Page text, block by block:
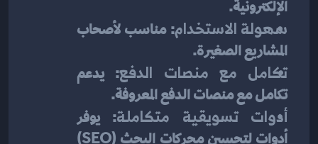
الإلكترونية.
سهولة الاستخدام
المشاريع الصغيرة.
تكامل مع منصات الدفع
تكامل مع منصات الدفع المعروفة.
أدوات تسويقية متكاملة : يوفر